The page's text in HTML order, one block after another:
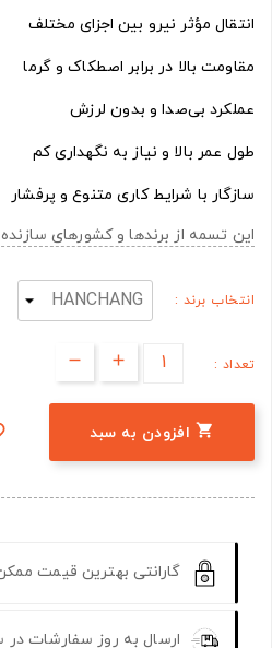
انتقال مؤثر نیرو بین اجزای مختلف
مقاومت بالا در برابر اصطکاک و گرما
عملکرد بی‌صدا و بدون لرزش
طول عمر بالا و نیاز به نگهداری کم
سازگار با شرایط کاری متنوع و پرفشار
این تسمه از برندها و کشورهای
انتخاب برند :
تعداد :
 افزودن به سبد
گارانتی بهترین قیمت
ارسال به روز سفارشات در